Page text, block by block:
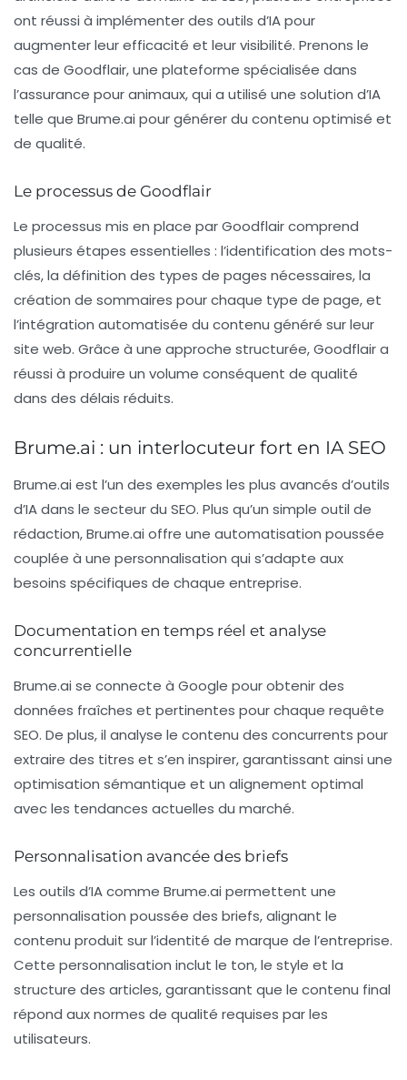
ont réussi à implémenter des outils d’IA pour
augmenter leur efficacité et leur visibilité. Prenons le
cas de Goodflair, une plateforme spécialisée dans
l’assurance pour animaux, qui a utilisé une solution d’IA
telle que Brume.ai pour générer du contenu optimisé et
de qualité.
Le processus de Goodflair
Le processus mis en place par Goodflair comprend
plusieurs étapes essentielles : l’identification des mots-
clés, la définition des types de pages nécessaires, la
création de sommaires pour chaque type de page, et
l’intégration automatisée du contenu généré sur leur
site web. Grâce à une approche structurée, Goodflair a
réussi à produire un volume conséquent de qualité
dans des délais réduits.
Brume.ai : un interlocuteur fort en IA SEO
Brume.ai est l’un des exemples les plus avancés d’outils
d’IA dans le secteur du SEO. Plus qu’un simple outil de
rédaction, Brume.ai offre une automatisation poussée
couplée à une personnalisation qui s’adapte aux
besoins spécifiques de chaque entreprise.
Documentation en temps réel et analyse
concurrentielle
Brume.ai se connecte à Google pour obtenir des
données fraîches et pertinentes pour chaque requête
SEO. De plus, il analyse le contenu des concurrents pour
extraire des titres et s’en inspirer, garantissant ainsi une
optimisation sémantique et un alignement optimal
avec les tendances actuelles du marché.
Personnalisation avancée des briefs
Les outils d’IA comme Brume.ai permettent une
personnalisation poussée des briefs, alignant le
contenu produit sur l’identité de marque de l’entreprise.
Cette personnalisation inclut le ton, le style et la
structure des articles, garantissant que le contenu final
répond aux normes de qualité requises par les
utilisateurs.